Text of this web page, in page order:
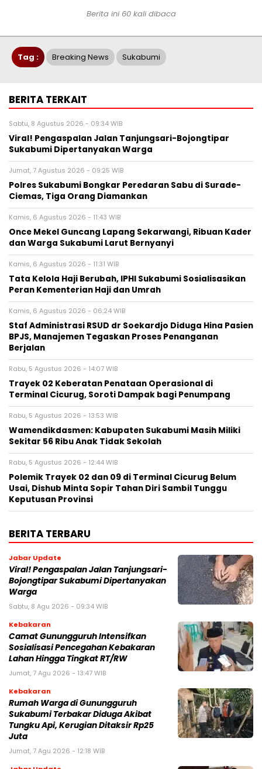
Berita ini 60 kali dibaca
Tag : Breaking News Sukabumi
BERITA TERKAIT
Sabtu, 8 Agustus 2026 - 09:34 WIB
Viral! Pengaspalan Jalan Tanjungsari-Bojongtipar
Sukabumi Dipertanyakan Warga
Jumat, 7 Agustus 2026 - 09:25 WIB
Polres Sukabumi Bongkar Peredaran Sabu di Surade-
Ciemas, Tiga Orang Diamankan
Kamis, 6 Agustus 2026 - 11:43 WIB
Once Mekel Guncang Lapang Sekarwangi, Ribuan Kader
dan Warga Sukabumi Larut Bernyanyi
Kamis, 6 Agustus 2026 - 11:31 WIB
Tata Kelola Haji Berubah, IPHI Sukabumi Sosialisasikan
Peran Kementerian Haji dan Umrah
Kamis, 6 Agustus 2026 - 06:24 WIB
Staf Administrasi RSUD dr Soekardjo Diduga Hina Pasien
BPJS, Manajemen Tegaskan Proses Penanganan
Berjalan
Rabu, 5 Agustus 2026 - 14:07 WIB
‎Trayek 02 Keberatan Penataan Operasional di
Terminal Cicurug, Soroti Dampak bagi Penumpang
Rabu, 5 Agustus 2026 - 13:53 WIB
Wamendikdasmen: Kabupaten Sukabumi Masih Miliki
Sekitar 56 Ribu Anak Tidak Sekolah
Rabu, 5 Agustus 2026 - 12:44 WIB
Polemik Trayek 02 dan 09 di Terminal Cicurug Belum
Usai, Dishub Minta Sopir Tahan Diri Sambil Tunggu
Keputusan Provinsi
BERITA TERBARU
Jabar Update
Viral! Pengaspalan Jalan Tanjungsari-
Bojongtipar Sukabumi Dipertanyakan
Warga
Sabtu, 8 Agu 2026 - 09:34 WIB
Kebakaran
‎‎Camat Gunungguruh Intensifkan
Sosialisasi Pencegahan Kebakaran
Lahan Hingga Tingkat RT/RW‎
Jumat, 7 Agu 2026 - 13:47 WIB
Kebakaran
‎Rumah Warga di Gunungguruh
Sukabumi Terbakar Diduga Akibat
Tungku Api, Kerugian Ditaksir Rp25
Juta
Jumat, 7 Agu 2026 - 12:18 WIB